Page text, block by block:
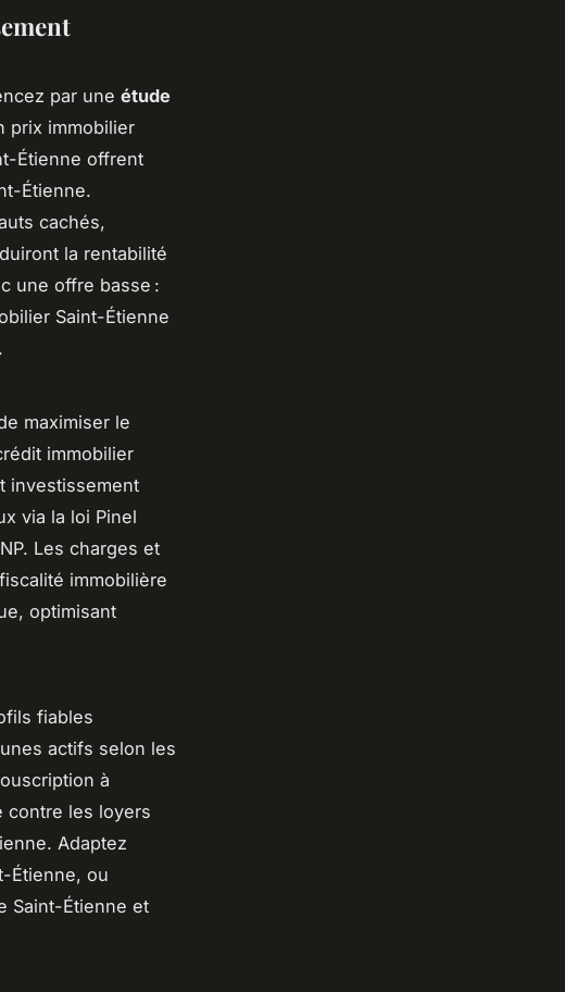
par une étude
prix immobilier
Étienne offrent
Étienne.
cachés,
la rentabilité
une offre basse :
Saint-Étienne
maximiser le
immobilier
investissement
via la loi Pinel
Les charges et
immobilière
optimisant
fiables
actifs selon les
à
contre les loyers
Adaptez
Étienne, ou
Saint-Étienne et